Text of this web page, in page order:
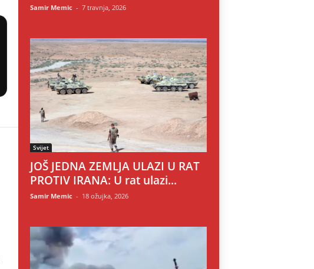
Samir Memic - 7 travnja, 2026
Svijet
JOŠ JEDNA ZEMLJA ULAZI U RAT
PROTIV IRANA: U rat ulazi...
Samir Memic - 18 ožujka, 2026